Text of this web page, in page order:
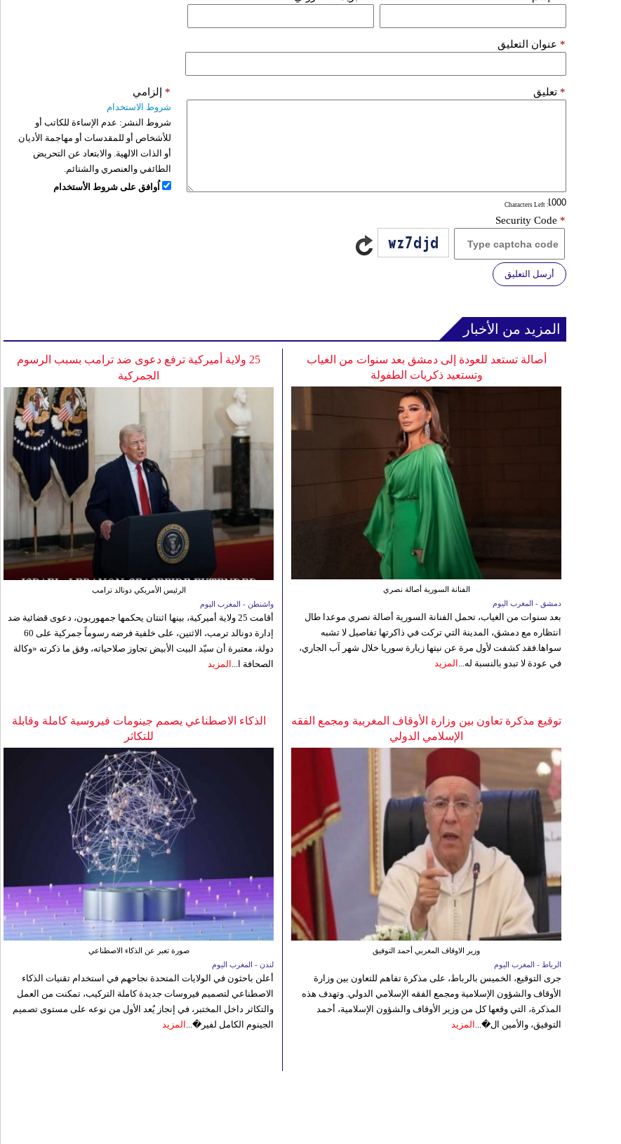
عنوان التعليق *
تعليق *
: Characters Left
إلزامي *
شروط الاستخدام
شروط النشر: عدم الإساءة للكاتب أو
للأشخاص أو للمقدسات أو مهاجمة الأديان
أو الذات الالهية. والابتعاد عن التحريض
الطائفي والعنصري والشتائم.
اُوافق على شروط الأستخدام
Security Code *
أرسل التعليق
المزيد من الأخبار
25 ولاية أميركية ترفع دعوى ضد ترامب بسبب الرسوم
الجمركية
الرئيس الأمريكي دونالد ترامب
واشنطن - المغرب اليوم
أقامت 25 ولاية أميركية، بينها اثنتان يحكمها جمهوريون، دعوى قضائية ضد
إدارة دونالد ترمب، الاثنين، على خلفية فرضه رسوماً جمركية على 60
دولة، معتبرة أن سيّد البيت الأبيض تجاوز صلاحياته، وفق ما ذكرته «وكالة
الصحافة ا... المزيد
أصالة تستعد للعودة إلى دمشق بعد سنوات من الغياب
وتستعيد ذكريات الطفولة
الفنانة السورية أصالة نصري
دمشق - المغرب اليوم
بعد سنوات من الغياب، تحمل الفنانة السورية أصالة نصري موعدا طال
انتظاره مع دمشق، المدينة التي تركت في ذاكرتها تفاصيل لا تشبه
سواها.فقد كشفت لأول مرة عن نيتها زيارة سوريا خلال شهر آب الجاري،
في عودة لا تبدو بالنسبة له... المزيد
الذكاء الاصطناعي يصمم جينومات فيروسية كاملة وقابلة
للتكاثر
صورة تعبر عن الذكاء الاصطناعي
لندن - المغرب اليوم
أعلن باحثون في الولايات المتحدة نجاحهم في استخدام تقنيات الذكاء
الاصطناعي لتصميم فيروسات جديدة كاملة التركيب، تمكنت من العمل
والتكاثر داخل المختبر، في إنجاز يُعد الأول من نوعه على مستوى تصميم
الجينوم الكامل لفير�... المزيد
توقيع مذكرة تعاون بين وزارة الأوقاف المغربية ومجمع الفقه
الإسلامي الدولي
وزير الاوقاف المغربي أحمد التوفيق
الرباط - المغرب اليوم
جرى التوقيع، الخميس بالرباط، على مذكرة تفاهم للتعاون بين وزارة
الأوقاف والشؤون الإسلامية ومجمع الفقه الإسلامي الدولي. وتهدف هذه
المذكرة، التي وقعها كل من وزير الأوقاف والشؤون الإسلامية، أحمد
التوفيق، والأمين ال�... المزيد